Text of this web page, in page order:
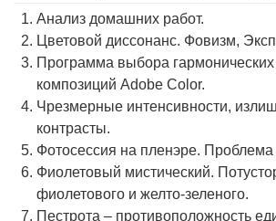
Анализ домашних работ.
Цветовой диссонанс. Фовизм,
Программа выбора
композиций Adobe Color.
Чрезмерные интенсивности,
контрасты.
Фотосессия на пленэре. Проблема
Фиолетовый мистический.
фиолетового и желто-зеленого.
Пестрота – противоположность